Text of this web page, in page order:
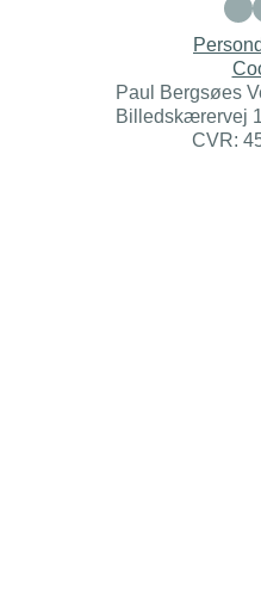
Paul Bergsøes
Billedskærervej
CVR: